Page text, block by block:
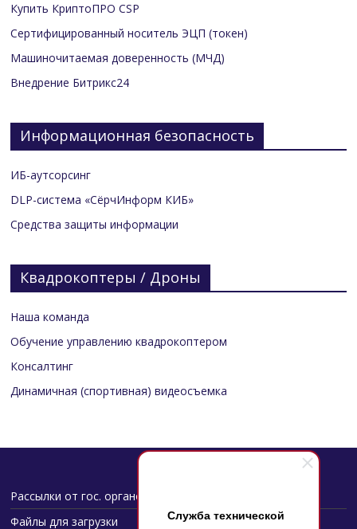
Служба технической
Купить КриптоПРО CSP
Сертифицированный носитель ЭЦП (токен)
Машиночитаемая доверенность (МЧД)
Внедрение Битрикс24
Информационная безопасность
ИБ-аутсорсинг
DLP-система «СёрчИнформ КИБ»
Средства защиты информации
Квадрокоптеры / Дроны
Наша команда
Обучение управлению квадрокоптером
Консалтинг
Динамичная (спортивная) видеосъемка
Рассылки от гос. органов
Файлы для загрузки